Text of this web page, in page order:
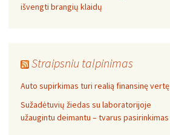
išvengti brangių klaidų
Straipsniu talpinimas
Auto supirkimas turi realią finansinę vertę
Sužadėtuvių žiedas su laboratorijoje
užaugintu deimantu – tvarus pasirinkimas